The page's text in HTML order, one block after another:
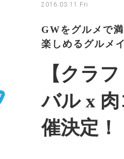
2016.03.11 Fri
GWをグルメで
楽しめるグルメ
【クラ
バル x
催決定！